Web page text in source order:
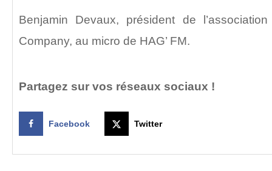
Benjamin Devaux, président de
Company, au micro de HAG’ FM.
Partagez sur vos réseaux sociaux !
Facebook Twitter